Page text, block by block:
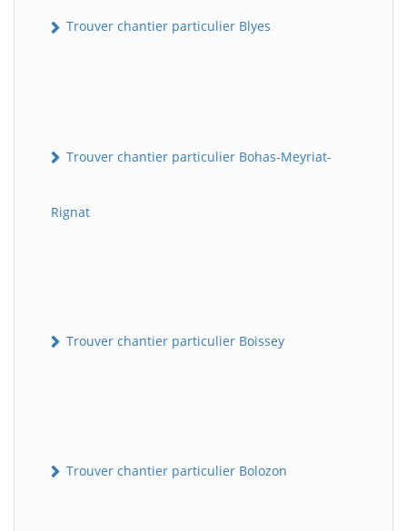
Trouver chantier particulier Blyes
Trouver chantier particulier Bohas-Meyriat-
Rignat
Trouver chantier particulier Boissey
Trouver chantier particulier Bolozon